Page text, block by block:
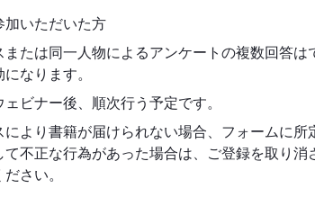
加いただいた方
たは同一人物によるアンケートの複数回答
なります。
ビナー後、順次行う予定です。
より書籍が届けられない場合、フォームに
不正な行為があった場合は、ご登録を取り
さい。